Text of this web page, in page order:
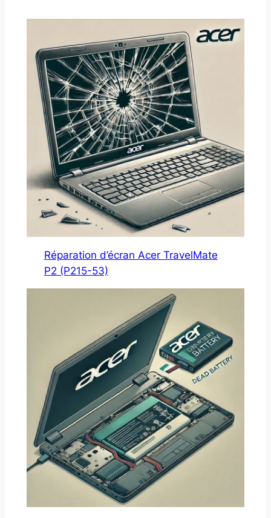
Réparation d’écran Acer TravelMate
P2 (P215-53)